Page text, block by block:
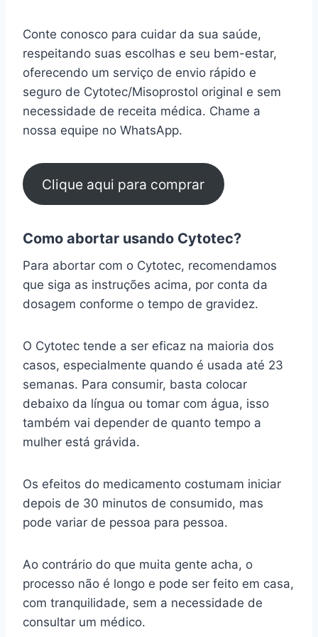
Conte conosco para cuidar da sua saúde,
respeitando suas escolhas e seu bem-estar,
oferecendo um serviço de envio rápido e
seguro de Cytotec/Misoprostol original e sem
necessidade de receita médica. Chame a
nossa equipe no WhatsApp.
Clique aqui para comprar
Como abortar usando Cytotec?
Para abortar com o Cytotec, recomendamos
que siga as instruções acima, por conta da
dosagem conforme o tempo de gravidez.
O Cytotec tende a ser eficaz na maioria dos
casos, especialmente quando é usada até 23
semanas. Para consumir, basta colocar
debaixo da língua ou tomar com água, isso
também vai depender de quanto tempo a
mulher está grávida.
Os efeitos do medicamento costumam iniciar
depois de 30 minutos de consumido, mas
pode variar de pessoa para pessoa.
Ao contrário do que muita gente acha, o
processo não é longo e pode ser feito em casa,
com tranquilidade, sem a necessidade de
consultar um médico.